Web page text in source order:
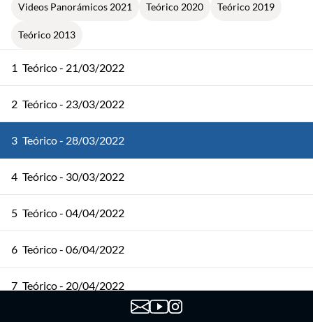
Videos Panorámicos 2021 Teórico 2020 Teórico 2019
Teórico 2013
1 Teórico - 21/03/2022
2 Teórico - 23/03/2022
3 Teórico - 28/03/2022
4 Teórico - 30/03/2022
5 Teórico - 04/04/2022
6 Teórico - 06/04/2022
7 Teórico - 20/04/2022